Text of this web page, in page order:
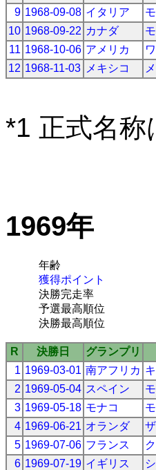
9 1968-09-08 イタリア
10 1968-09-22 カナダ
11 1968-10-06 アメリカ
12 1968-11-03 メキシコ
*1 正式名
1969年
年齢
獲得ポイント
決勝完走率
予選最高順位
決勝最高順位
R 決勝日 グランプリ
1 1969-03-01 南アフリカ
2 1969-05-04 スペイン
3 1969-05-18 モナコ
4 1969-06-21 オランダ
5 1969-07-06 フランス
6 1969-07-19 イギリス